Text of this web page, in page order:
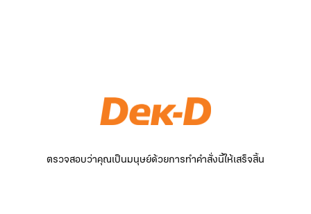
ตรวจสอบว่าคุณเป็นมนุษย์ด้วยการทำคำสั่งนี้ให้เสร็จสิ้น